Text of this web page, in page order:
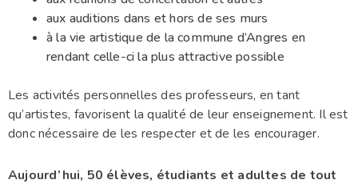
aux auditions dans et hors de ses murs
à la vie artistique de la commune d’Angres en
rendant celle-ci la plus attractive possible
Les activités personnelles des professeurs, en tant
qu’artistes, favorisent la qualité de leur enseignement. Il est
donc nécessaire de les respecter et de les encourager.
Aujourd’hui, 50 élèves, étudiants et adultes de tout